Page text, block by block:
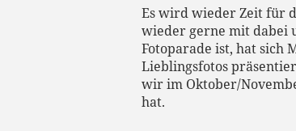
Es wird wieder Zeit für
wieder gerne mit dabei
Fotoparade ist, hat sich
Lieblingsfotos
wir im Oktober/
hat.